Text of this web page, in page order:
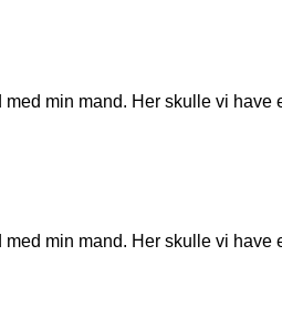
min mand. Her skulle vi
min mand. Her skulle vi